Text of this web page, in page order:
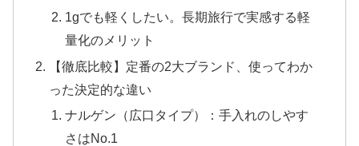
1gでも軽くしたい。長期旅行で実感する軽
量化のメリット
【徹底比較】定番の2大ブランド、使ってわか
った決定的な違い
ナルゲン（広口タイプ）：手入れのしやす
さはNo.1